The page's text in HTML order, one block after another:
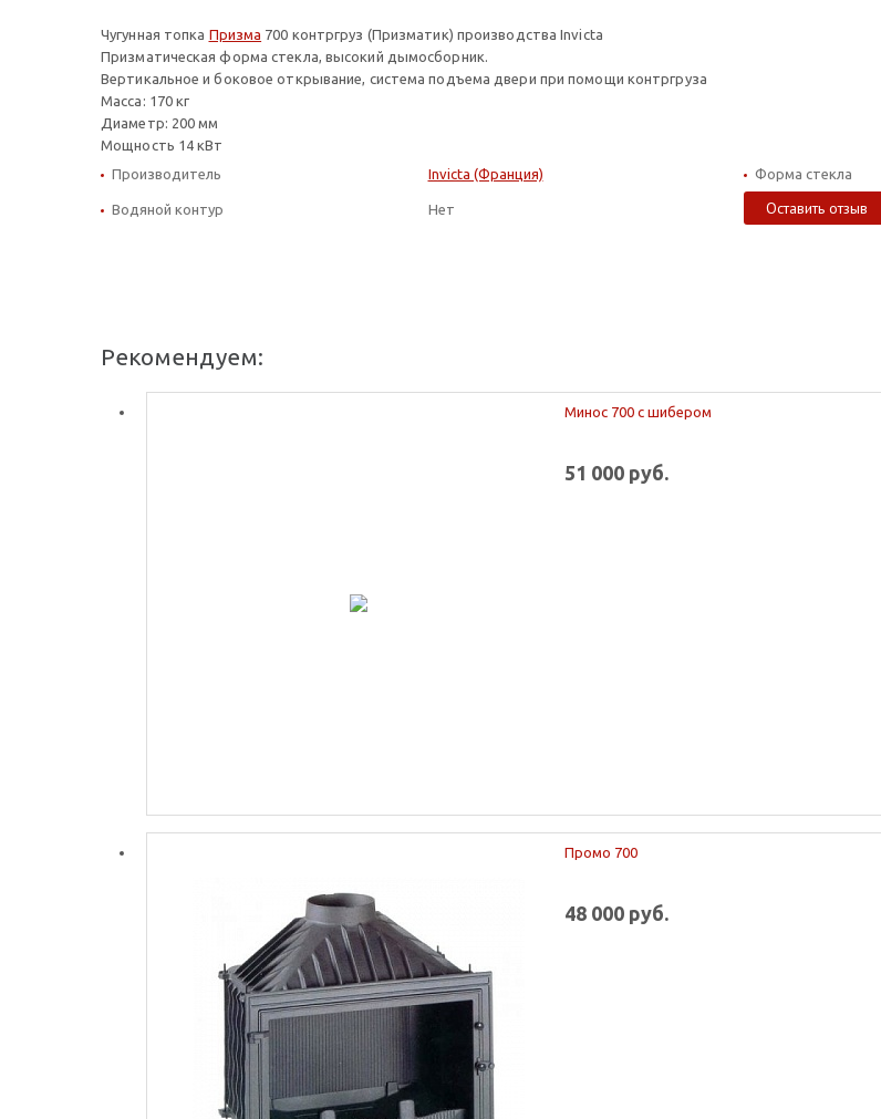
Чугунная топка Призма 700 контргруз (Призматик) производства Invicta
Призматическая форма стекла, высокий дымосборник.
Вертикальное и боковое открывание, система подъема двери при помощи контргруза
Масса: 170 кг
Диаметр: 200 мм
Мощность 14 кВт
Производитель
Invicta (Франция) Форма стекла
Водяной контур Нет Оставить отзыв
Рекомендуем:
Минос 700 с шибером
51 000 руб.
Промо 700
48 000 руб.